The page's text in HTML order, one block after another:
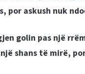
por askush nuk
golin pas një
shans të mirë,